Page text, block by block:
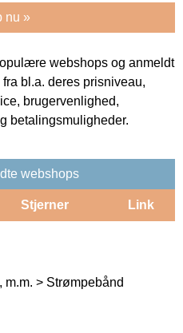
nu »
webshops og anmeldt
bl.a. deres prisniveau,
brugervenlighed,
betalingsmuligheder.
webshops
Stjerner Link
m.m. > Strømpebånd